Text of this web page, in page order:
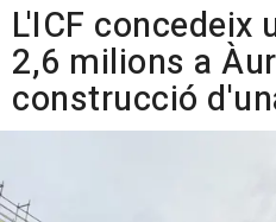
L'ICF concedeix
2,6 milions a
construcció